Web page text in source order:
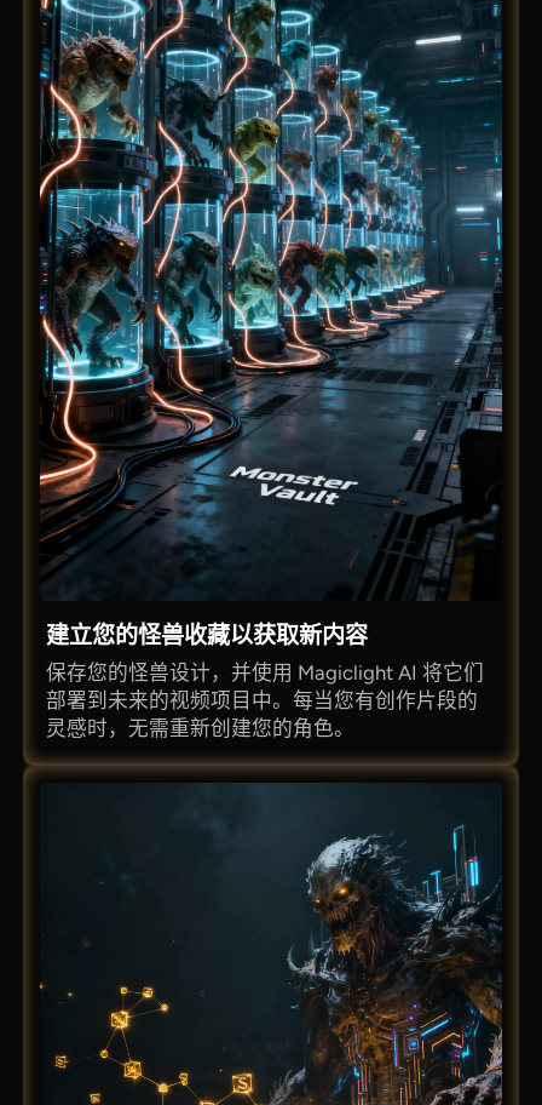
建立您的怪兽收藏以获取新内容
保存您的怪兽设计，并使用 Magiclight AI 将它们
部署到未来的视频项目中。每当您有创作片段的
灵感时，无需重新创建您的角色。